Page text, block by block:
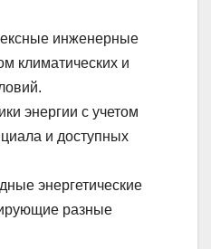
инженерные
климатических и
энергии с учетом
и доступных
энергетические
разные